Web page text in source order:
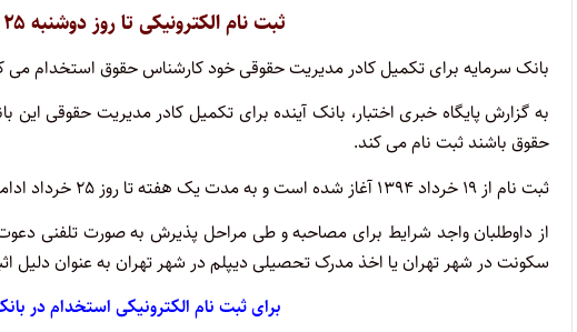
ثبت نام الکترونیکی تا روز دوشنبه ۲۵ خرداد ۱۳۹۴ ادامه دارد
بانک سرمایه برای تکمیل کادر مدیریت حقوقی خود کارشناس حقوق استخدام می
به گزارش پایگاه خبری اختبار، بانک آینده برای تکمیل کادر مدیریت حقوقی
حقوق باشند ثبت نام می کند.
ثبت نام از ۱۹ خرداد ۱۳۹۴ آغاز شده است و به مدت یک هفته تا روز ۲۵ خرداد ادامه خواهد داشت.
سکونت در شهر تهران یا اخذ مدرک تحصیلی دیپلم در شهر تهران به عنوان دلیل
برای ثبت نام الکترونیکی استخدام در